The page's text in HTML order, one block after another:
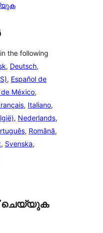
the following
, Deutsch,
, Español de
de México,
, Italiano,
, Nederlands,
, Română,
, Svenska,